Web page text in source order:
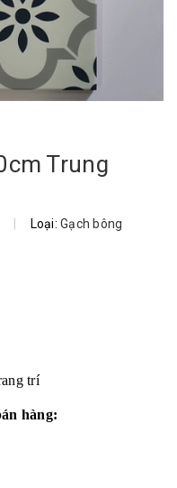
Trung
| Loại: Gạch bông
trí
hàng: